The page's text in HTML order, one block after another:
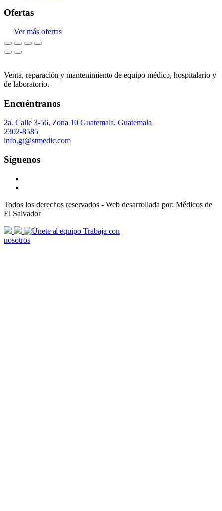
Ofertas
Ver más ofertas
Venta, reparación y mantenimiento de equipo médico, hospitalario y
de laboratorio.
Encuéntranos
2a. Calle 3-56, Zona 10 Guatemala, Guatemala
2302-8585
info.gt@stmedic.com
Síguenos
Todos los derechos reservados - Web desarrollada por: Médicos de
El Salvador
scroll
arrow
Trabaja con
nosotros